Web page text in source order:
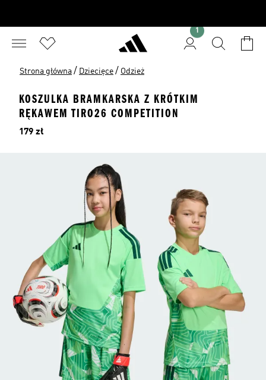
1
Strona główna / Dziecięce / Odzież
KOSZULKA BRAMKARSKA Z KRÓTKIM
RĘKAWEM TIRO26 COMPETITION
Cena
179 zł